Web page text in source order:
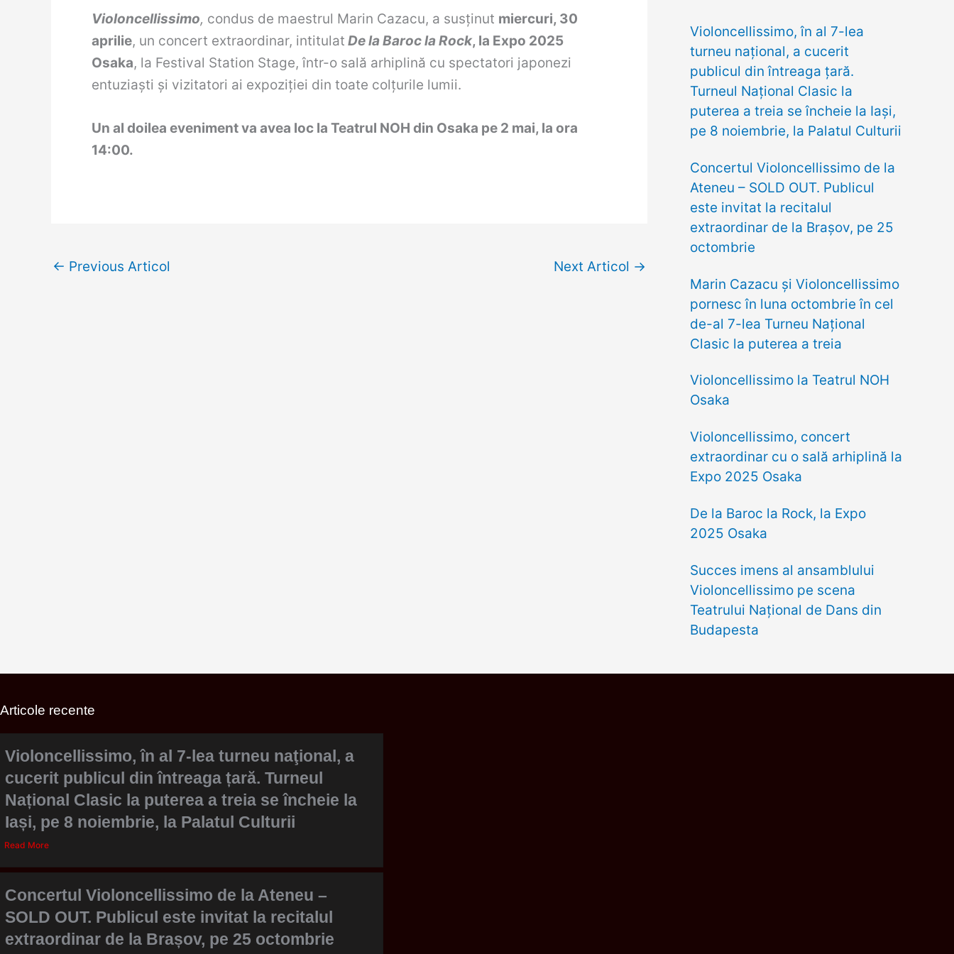
Violoncellissimo, condus de maestrul Marin Cazacu, a susținut miercuri, 30
aprilie, un concert extraordinar, intitulat De la Baroc la Rock, la Expo 2025
Osaka, la Festival Station Stage, într-o sală arhiplină cu spectatori japonezi
entuziaști și vizitatori ai expoziției din toate colțurile lumii.
Un al doilea eveniment va avea loc la Teatrul NOH din Osaka pe 2 mai, la ora
14:00.
← Previous Articol Next Articol →
f
o
r
Violoncellissimo, în al 7-lea
turneu naţional, a cucerit
publicul din întreaga țară.
Turneul Național Clasic la
puterea a treia se încheie la Iași,
pe 8 noiembrie, la Palatul Culturii
Concertul Violoncellissimo de la
Ateneu – SOLD OUT. Publicul
este invitat la recitalul
extraordinar de la Brașov, pe 25
octombrie
Marin Cazacu și Violoncellissimo
pornesc în luna octombrie în cel
de-al 7-lea Turneu Național
Clasic la puterea a treia
Violoncellissimo la Teatrul NOH
Osaka
Violoncellissimo, concert
extraordinar cu o sală arhiplină la
Expo 2025 Osaka
De la Baroc la Rock, la Expo
2025 Osaka
Succes imens al ansamblului
Violoncellissimo pe scena
Teatrului Național de Dans din
Budapesta
Articole recente
Violoncellissimo, în al 7-lea turneu naţional, a
cucerit publicul din întreaga țară. Turneul
Național Clasic la puterea a treia se încheie la
Iași, pe 8 noiembrie, la Palatul Culturii
Read More
Concertul Violoncellissimo de la Ateneu –
SOLD OUT. Publicul este invitat la recitalul
extraordinar de la Brașov, pe 25 octombrie